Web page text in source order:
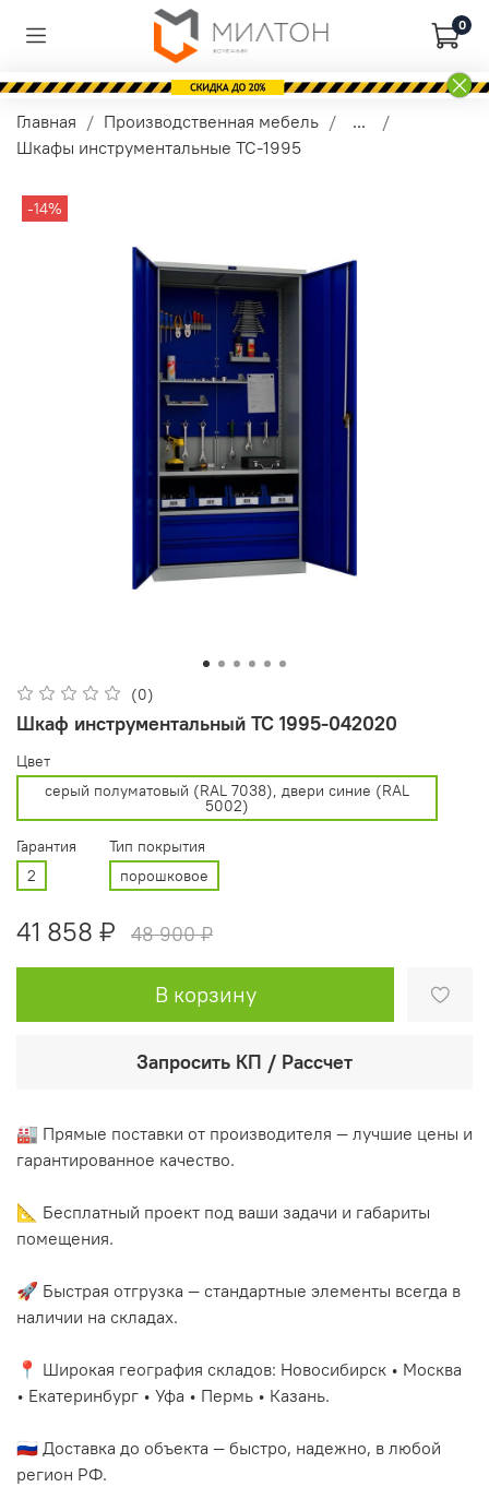
0
Главная Производственная мебель
...
Шкафы инструментальные TC-1995
-14%
(0)
Шкаф инструментальный ТС 1995-042020
Цвет
cерый полуматовый (RAL 7038), двери синие (RAL
5002)
Гарантия
2
Тип покрытия
порошковое
41 858 ₽ 48 900 ₽
В корзину
Запросить КП / Рассчет
🏭 Прямые поставки от производителя — лучшие цены и
гарантированное качество.
📐 Бесплатный проект под ваши задачи и габариты
помещения.
🚀 Быстрая отгрузка — стандартные элементы всегда в
наличии на складах.
📍 Широкая география складов: Новосибирск • Москва
• Екатеринбург • Уфа • Пермь • Казань.
🇷🇺 Доставка до объекта — быстро, надежно, в любой
регион РФ.